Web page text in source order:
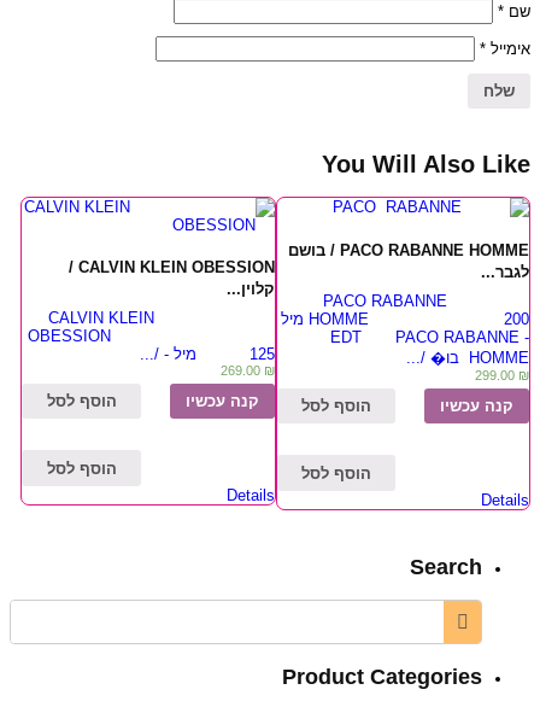
שם *
אימייל *
You Will Also Like
PACO RABANNE HOMME / בושם
לגבר...
PACO RABANNE
HOMME 200 מיל
- EDT PACO RABANNE
HOMME בו� /...
299.00 ₪
הוסף לסל קנה עכשיו
הוסף לסל
Details
CALVIN KLEIN OBESSION /
קלוין...
CALVIN KLEIN
OBESSION
125 מיל - /...
269.00 ₪
הוסף לסל קנה עכשיו
הוסף לסל
Details
Search
Product Categories